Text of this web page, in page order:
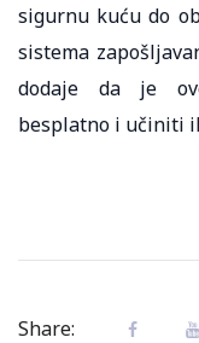
sigurnu kuću do
sistema
dodaje da je
besplatno i učiniti
Share: